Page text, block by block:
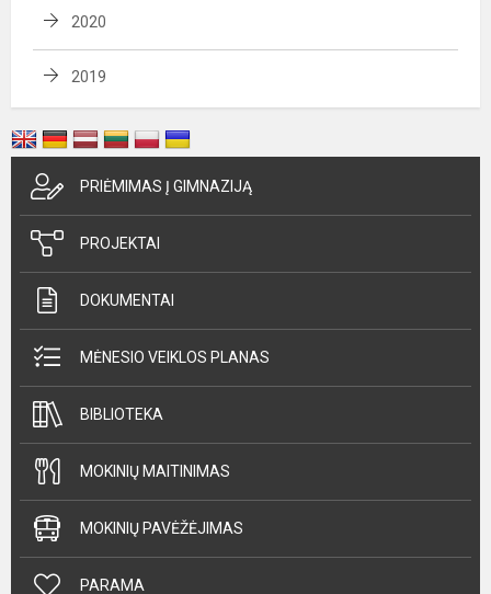
2020
2019
PRIĖMIMAS Į GIMNAZIJĄ
PROJEKTAI
DOKUMENTAI
MĖNESIO VEIKLOS PLANAS
BIBLIOTEKA
MOKINIŲ MAITINIMAS
MOKINIŲ PAVĖŽĖJIMAS
PARAMA